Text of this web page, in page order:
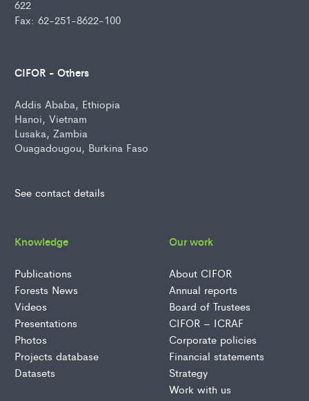
622
Fax: 62-251-8622-100
CIFOR - Others
Addis Ababa, Ethiopia
Hanoi, Vietnam
Lusaka, Zambia
Ouagadougou, Burkina Faso
See contact details
Knowledge
Publications
Forests News
Videos
Presentations
Photos
Projects database
Datasets
Our work
About CIFOR
Annual reports
Board of Trustees
CIFOR – ICRAF
Corporate policies
Financial statements
Strategy
Work with us